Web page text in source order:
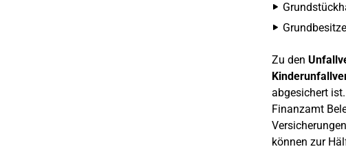
Zu den
abgesichert
Finanzamt
können zur